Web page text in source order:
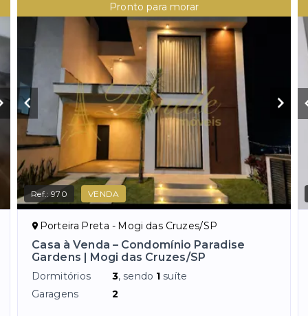
Pronto para morar
Ref.:970 VENDA
Porteira Preta - Mogi das Cruzes/SP
Casa à Venda – Condomínio Paradise
Gardens | Mogi das Cruzes/SP
Dormitórios 3, sendo 1 suíte
Garagens
2